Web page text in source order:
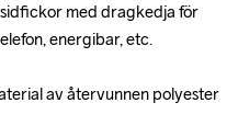
med dragkedja för
energibar, etc.
av återvunnen polyester
med dragkedja för
energibar, etc.
av återvunnen polyester